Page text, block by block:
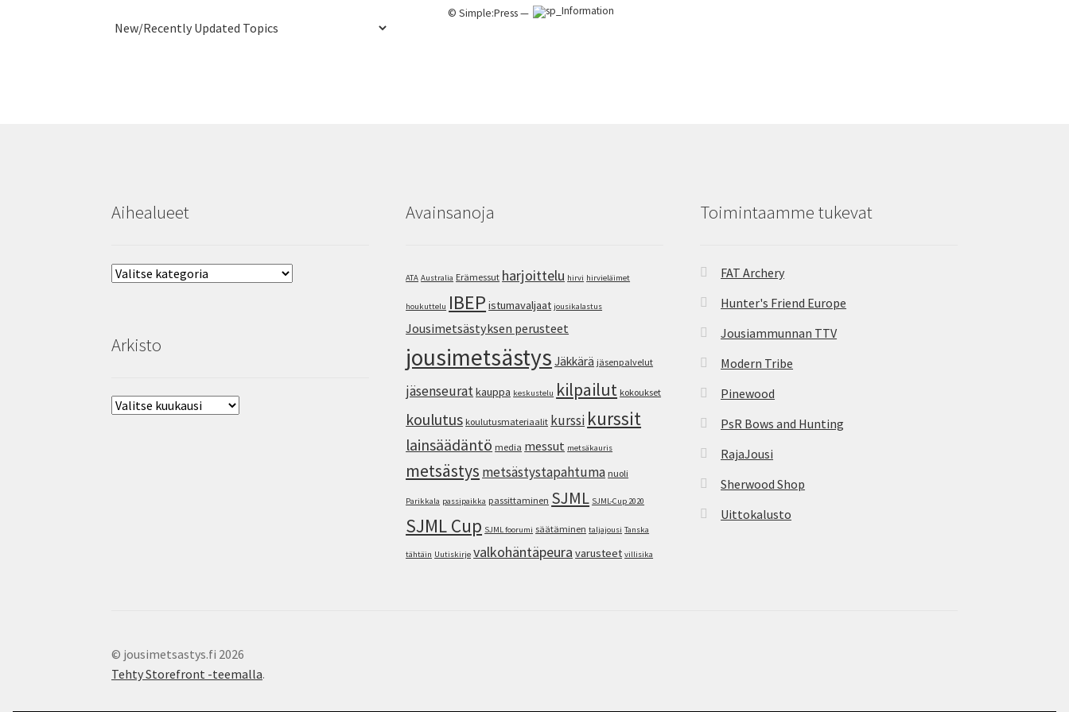
© Simple:Press—
Aihealueet
Aihealueet
Arkisto
Arkisto
Avainsanoja
ATA Australia Erämessut harjoittelu hirvi hirvieläimet
houkuttelu IBEP istumavaljaat jousikalastus
Jousimetsästyksen perusteet
jousimetsästys Jäkkärä jäsenpalvelut
jäsenseuratkauppa keskustelu kilpailut kokoukset
koulutus koulutusmateriaalit kurssi kurssit
lainsäädäntö media messut metsäkauris
metsästys metsästystapahtuma nuoli
Parikkala passipaikka passittaminen SJML SJML-Cup 2020
SJML Cup SJML foorumi säätäminen taljajousi Tanska
tähtäin Uutiskirje valkohäntäpeura varusteet villisika
Toimintaamme tukevat
FAT Archery
Hunter's Friend Europe
Jousiammunnan TTV
Modern Tribe
Pinewood
PsR Bows and Hunting
RajaJousi
Sherwood Shop
Uittokalusto
© jousimetsastys.fi 2026
Tehty Storefront -teemalla.